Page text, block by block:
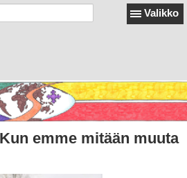
Valikko
emme mitään muuta